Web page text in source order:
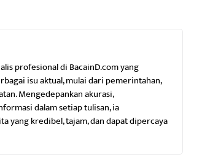
profesional di BacainD.com yang
isu aktual, mulai dari pemerintahan,
Mengedepankan akurasi,
dalam setiap tulisan, ia
yang kredibel, tajam, dan dapat dipercaya